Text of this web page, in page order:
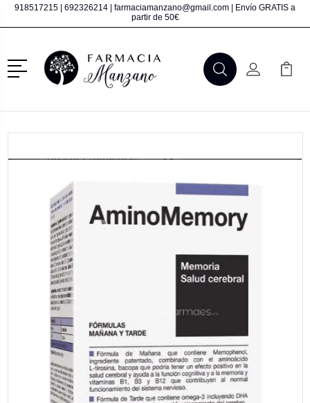
918517215 692326214 farmaciamanzano@gmail.com | Envío GRATIS a
partir de 50€
Menú
BuscarMi Cuenta
Mi